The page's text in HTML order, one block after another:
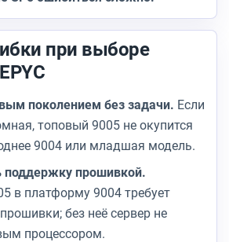
при выборе
поколением без задачи. Если
топовый 9005 не окупится
9004 или младшая модель.
поддержку прошивкой.
в платформу 9004 требует
без неё сервер не
процессором.